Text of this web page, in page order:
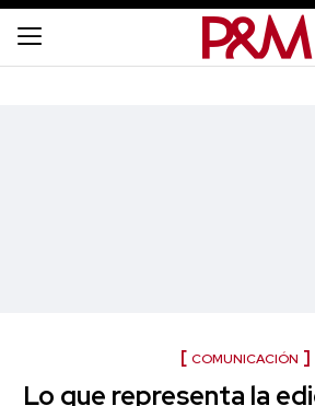
COMUNICACIÓN
Lo que representa la